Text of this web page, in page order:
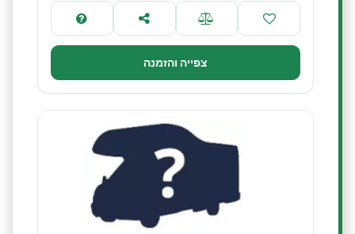
צפייה והזמנה